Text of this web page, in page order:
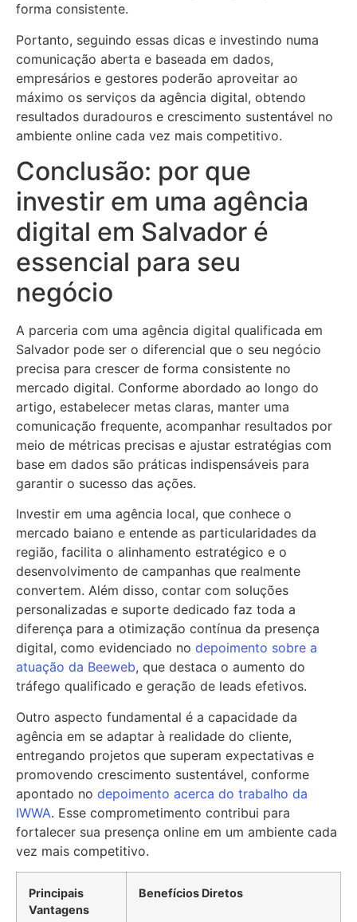
forma consistente.
Portanto, seguindo essas dicas e investindo numa
comunicação aberta e baseada em dados,
empresários e gestores poderão aproveitar ao
máximo os serviços da agência digital, obtendo
resultados duradouros e crescimento sustentável no
ambiente online cada vez mais competitivo.
Conclusão: por que
investir em uma agência
digital em Salvador é
essencial para seu
negócio
A parceria com uma agência digital qualificada em
Salvador pode ser o diferencial que o seu negócio
precisa para crescer de forma consistente no
mercado digital. Conforme abordado ao longo do
artigo, estabelecer metas claras, manter uma
comunicação frequente, acompanhar resultados por
meio de métricas precisas e ajustar estratégias com
base em dados são práticas indispensáveis para
garantir o sucesso das ações.
Investir em uma agência local, que conhece o
mercado baiano e entende as particularidades da
região, facilita o alinhamento estratégico e o
desenvolvimento de campanhas que realmente
convertem. Além disso, contar com soluções
personalizadas e suporte dedicado faz toda a
diferença para a otimização contínua da presença
digital, como evidenciado no depoimento sobre a
atuação da Beeweb, que destaca o aumento do
tráfego qualificado e geração de leads efetivos.
Outro aspecto fundamental é a capacidade da
agência em se adaptar à realidade do cliente,
entregando projetos que superam expectativas e
promovendo crescimento sustentável, conforme
apontado no depoimento acerca do trabalho da
IWWA. Esse comprometimento contribui para
fortalecer sua presença online em um ambiente cada
vez mais competitivo.
Principais
Vantagens
Benefícios Diretos